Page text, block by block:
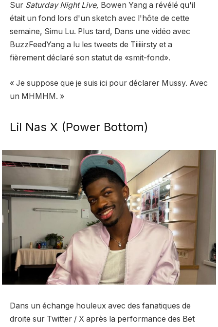
Sur Saturday Night Live, Bowen Yang a révélé qu'il
était un fond lors d'un sketch avec l'hôte de cette
semaine, Simu Lu. Plus tard, Dans une vidéo avec
BuzzFeedYang a lu les tweets de Tiiiiirsty et a
fièrement déclaré son statut de «smit-fond».
« Je suppose que je suis ici pour déclarer Mussy. Avec
un MHMHM. »
Lil Nas X (Power Bottom)
Dans un échange houleux avec des fanatiques de
droite sur Twitter / X après la performance des Bet